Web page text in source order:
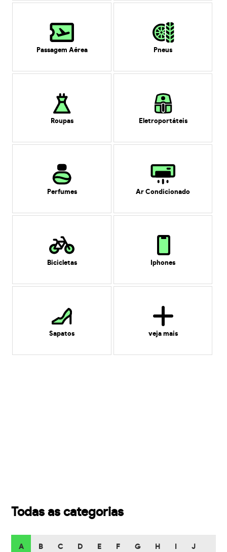
Passagem Aérea Pneus
Roupas Eletroportáteis
Perfumes Ar Condicionado
Bicicletas Iphones
Sapatos veja mais
Todas as categorias
A B C D E F G H J